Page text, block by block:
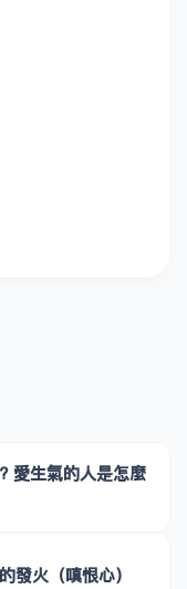
愛生氣的人是怎麼
發火（嗔恨心）